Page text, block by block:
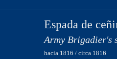
Espada de
Army Brigadier's
hacia 1816 / circa 1816